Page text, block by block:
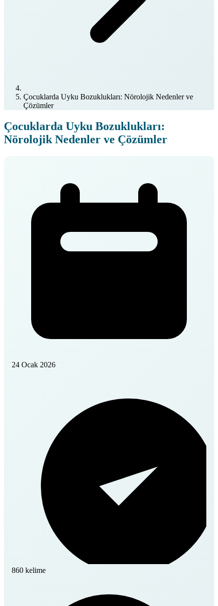
Çocuklarda Uyku Bozuklukları: Nörolojik Nedenler ve
Çözümler
Çocuklarda Uyku Bozuklukları:
Nörolojik Nedenler ve Çözümler
24 Ocak 2026
860 kelime